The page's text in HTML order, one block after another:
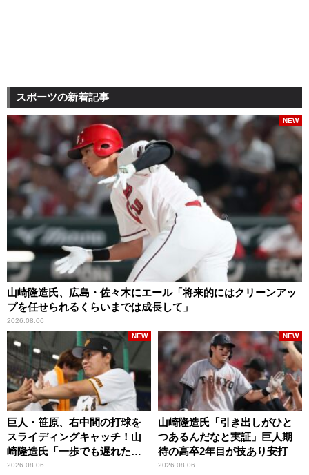
スポーツの新着記事
山崎隆造氏、広島・佐々木にエール「将来的にはクリーンアッ
プを任せられるくらいまでは成長して」
2026.08.06
NEW
巨人・笹原、右中間の打球を
スライディングキャッチ！山
崎隆造氏「一歩でも遅れた
ら…」
2026.08.06
NEW
山崎隆造氏「引き出しがひと
つあるんだなと実証」巨人期
待の高卒2年目が技あり安打
2026.08.06
NEW